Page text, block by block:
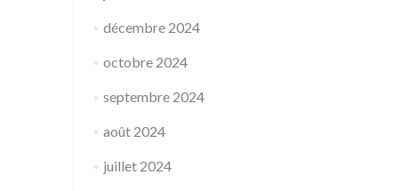
décembre 2024
octobre 2024
septembre 2024
août 2024
juillet 2024